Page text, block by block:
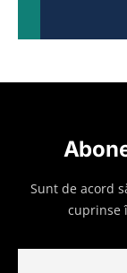
Sunt de acord
cuprinse